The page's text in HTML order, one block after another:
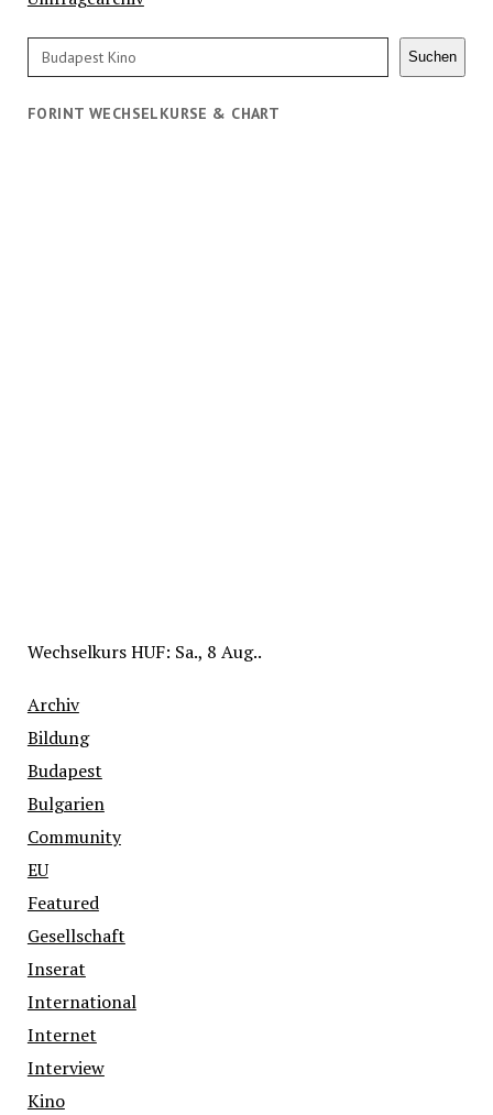
Suchen Suchen
FORINT WECHSELKURSE & CHART
WechselkursHUF: Sa., 8 Aug..
Archiv
Bildung
Budapest
Bulgarien
Community
EU
Featured
Gesellschaft
Inserat
International
Internet
Interview
Kino